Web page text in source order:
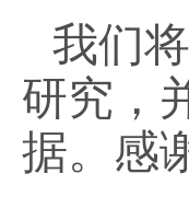
我们
研究，
据。感